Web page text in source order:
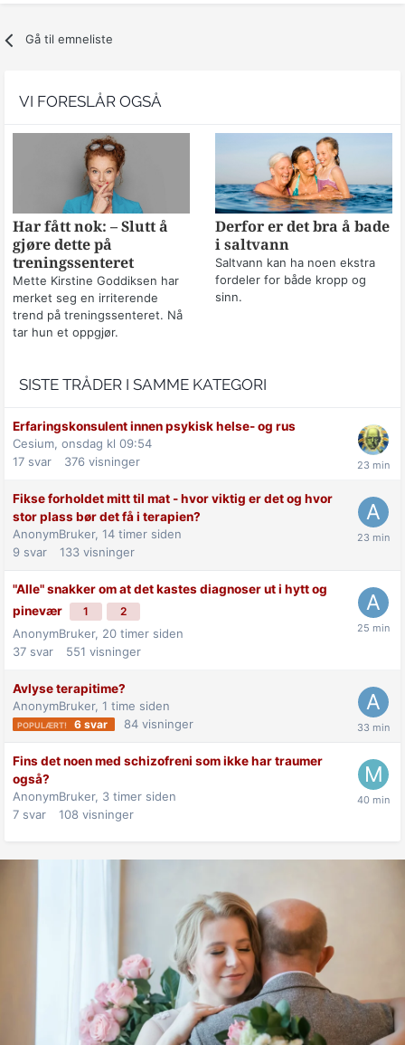
Gå til emneliste
VI FORESLÅR OGSÅ
Har fått nok: – Slutt å
gjøre dette på
treningssenteret
Mette Kirstine Goddiksen har
merket seg en irriterende
trend på treningssenteret. Nå
tar hun et oppgjør.
Derfor er det bra å bade
i saltvann
Saltvann kan ha noen ekstra
fordeler for både kropp og
sinn.
SISTE TRÅDER I SAMME KATEGORI
Erfaringskonsulent innen psykisk helse- og rus
Cesium, onsdag kl 09:54
17 svar 376 visninger
Fikse forholdet mitt til mat - hvor viktig er det og hvor
stor plass bør det få i terapien?
AnonymBruker, 14 timer siden
9 svar 133 visninger
"Alle" snakker om at det kastes diagnoser ut i hytt og
pinevær
1 2
AnonymBruker, 20 timer siden
37 svar 551 visninger
Avlyse terapitime?
AnonymBruker, 1 time siden
6 svar 84 visninger
Fins det noen med schizofreni som ikke har traumer
også?
AnonymBruker, 3 timer siden
7 svar 108 visninger